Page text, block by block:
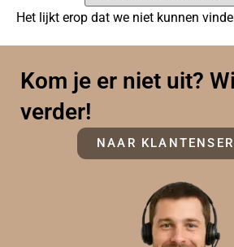
Het lijkt erop dat we niet kunnen
Kom je er niet uit?
verder!
NAAR